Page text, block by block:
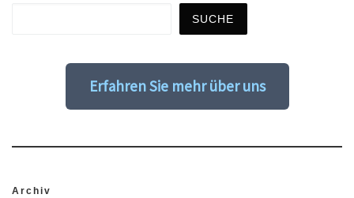
SUCHE
Erfahren Sie mehr über uns
Archiv